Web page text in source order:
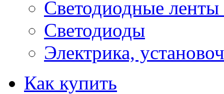
Светодиодные
Светодиоды
Электрика,
Как купить